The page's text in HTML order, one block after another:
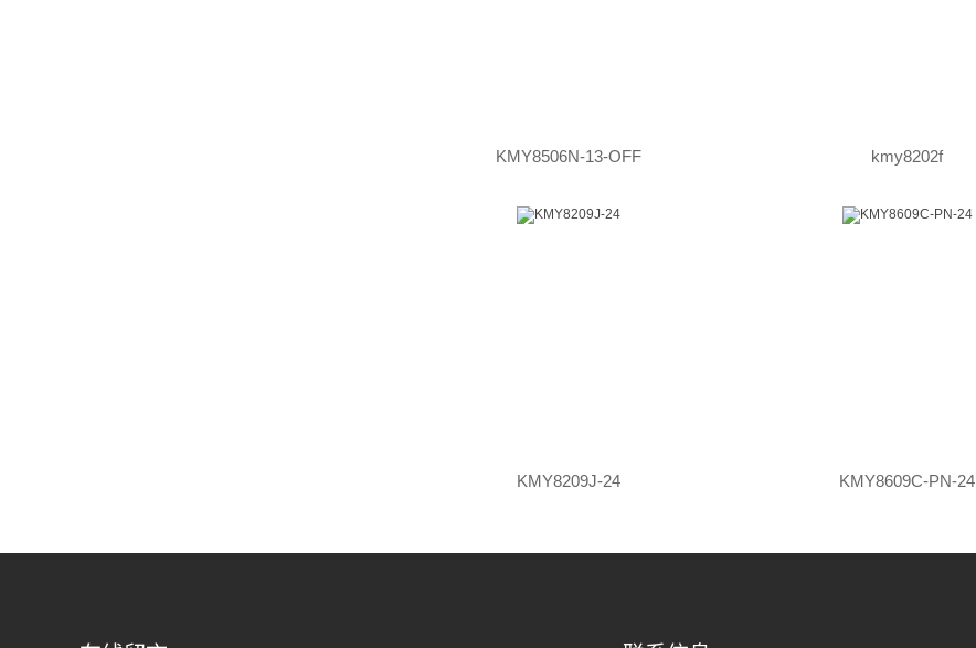
KMY8506N-13-OFF kmy8202f
KMY8209J-24 KMY8609C-PN-24